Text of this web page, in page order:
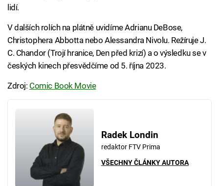
lidí.
V dalších rolích na plátně uvidíme Adrianu DeBose,
Christophera Abbotta nebo Alessandra Nivolu. Režíruje J.
C. Chandor (Trojí hranice, Den před krizí) a o výsledku se v
českých kinech přesvědčíme od 5. října 2023.
Zdroj: Comic Book Movie
Radek Londin
redaktor FTV Prima
VŠECHNY ČLÁNKY AUTORA